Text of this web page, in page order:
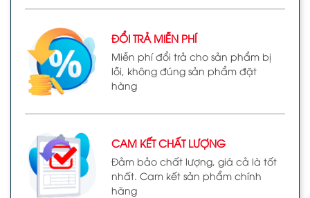
ĐỔI TRẢ MIỄN PHÍ
Miễn phí đổi trả cho sản phẩm bị
lỗi, không đúng sản phẩm đặt
hàng
CAM KẾT CHẤT LƯỢNG
Đảm bảo chất lượng, giá cả là tốt
nhất. Cam kết sản phẩm chính
hãng